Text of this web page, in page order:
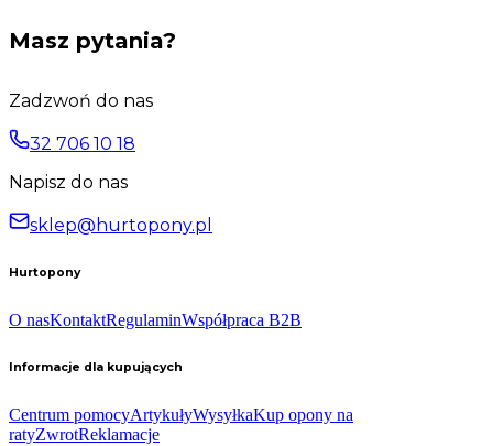
Masz pytania?
Zadzwoń do nas
32 706 10 18
Napisz do nas
sklep@hurtopony.pl
Hurtopony
O nasKontaktRegulaminWspółpraca B2B
Informacje dla kupujących
Centrum pomocyArtykułyWysyłkaKup opony na
ratyZwrotReklamacje